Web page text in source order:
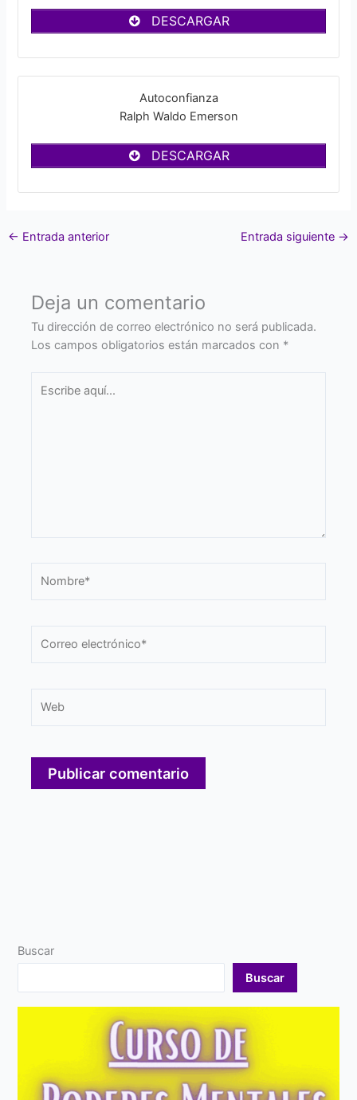
DESCARGAR
Autoconfianza
Ralph Waldo Emerson
DESCARGAR
← Entrada anterior Entrada siguiente →
Deja un comentario
Tu dirección de correo electrónico no será publicada.
Los campos obligatorios están marcados con *
aquí...
electrónico*
Buscar
Buscar